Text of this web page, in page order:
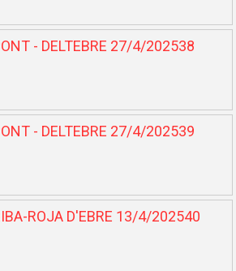
- DELTEBRE 27/4/202538
- DELTEBRE 27/4/202539
ROJA D'EBRE 13/4/202540